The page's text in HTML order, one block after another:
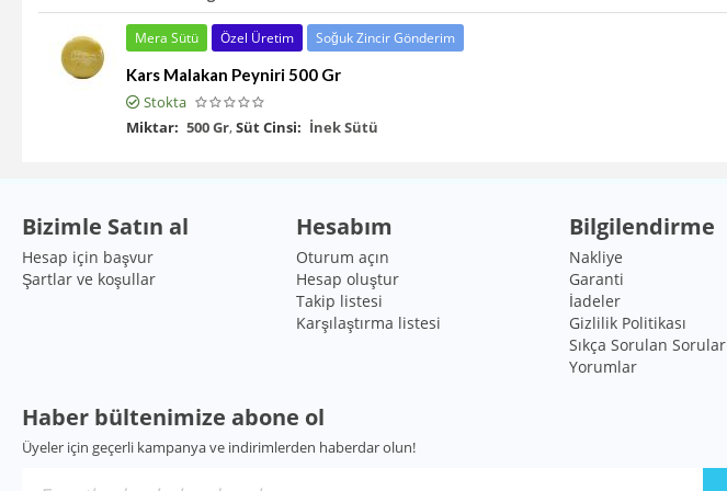
Mera Sütü Özel Üretim Soğuk Zincir Gönderim
Kars Malakan Peyniri 500 Gr
Stokta
Miktar: 500 Gr,Süt Cinsi: İnek Sütü
Bizimle Satın al
Hesap için başvur
Şartlar ve koşullar
Hesabım
Oturum açın
Hesap oluştur
Takip listesi
Karşılaştırma listesi
Bilgilendirme
Nakliye
Garanti
İadeler
Gizlilik Politikası
Sıkça Sorulan Sorular
Yorumlar
Haber bültenimize abone ol
Üyeler için geçerli kampanya ve indirimlerden haberdar olun!